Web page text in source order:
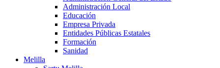
Administración Local
Educación
Empresa Privada
Entidades Públicas Estatales
Formación
Sanidad
Melilla